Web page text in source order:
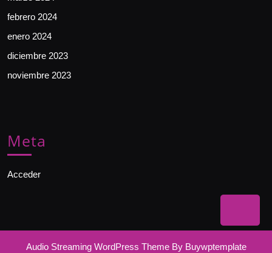
to
febrero 2024
enero 2024
diciembre 2023
noviembre 2023
Meta
Acceder
Audio Streaming WordPress ThemeBy Buywptemplate